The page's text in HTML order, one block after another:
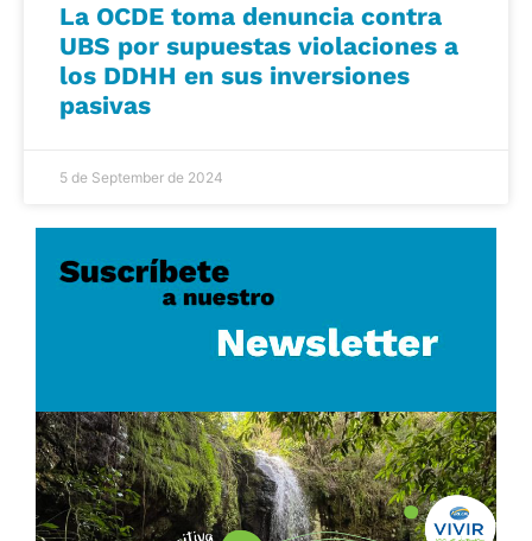
La OCDE toma denuncia contra
UBS por supuestas violaciones a
los DDHH en sus inversiones
pasivas
5 de September de 2024